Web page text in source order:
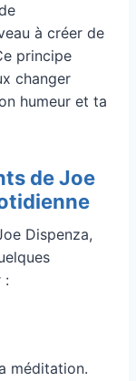
à créer de
principe
changer
humeur et ta
de Joe
Dispenza,
:
méditation.